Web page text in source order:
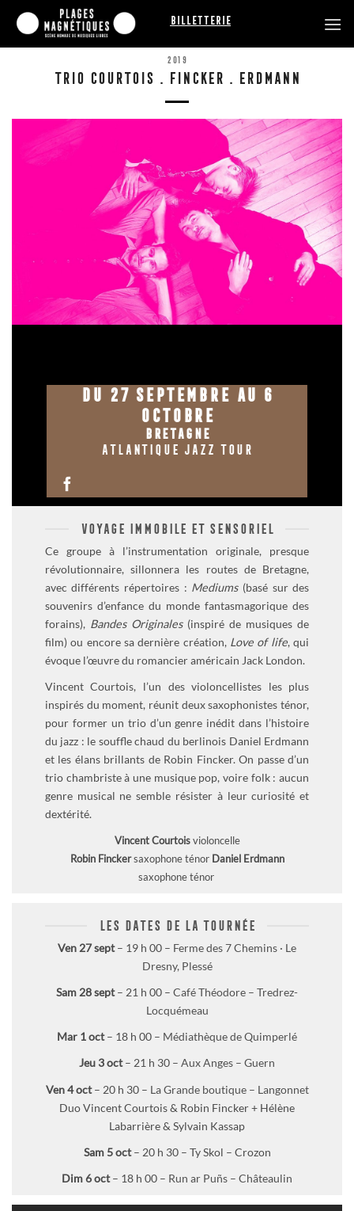
Passer
contenu
Billetterie
2019
TRIO COURTOIS . FINCKER . ERDMANN
DU 27 SEPTEMBRE AU 6
OCTOBRE
BRETAGNE
ATLANTIQUE JAZZ TOUR
VOYAGE IMMOBILE ET SENSORIEL
Ce groupe à l’instrumentation originale, presque
révolutionnaire, sillonnera les routes de Bretagne,
avec différents répertoires : Mediums(basé sur des
souvenirs d’enfance du monde fantasmagorique des
forains), Bandes Originales(inspiré de musiques de
film) ou encore sa dernière création,Love of life, qui
évoque l’œuvre du romancier américain Jack London.
Vincent Courtois, l’un des violoncellistes les plus
inspirés du moment, réunit deux saxophonistes ténor,
pour former un trio d’un genre inédit dans l’histoire
du jazz : le souffle chaud du berlinois Daniel Erdmann
et les élans brillants de Robin Fincker. On passe d’un
trio chambriste à une musique pop, voire folk : aucun
genre musical ne semble résister à leur curiosité et
dextérité.
Vincent Courtoisvioloncelle
Robin Finckersaxophone ténorDaniel Erdmann
saxophone ténor
LES DATES DE LA TOURNÉE
Ven 27 sept– 19 h 00 – Ferme des 7 Chemins · Le
Dresny, Plessé
Sam 28 sept– 21 h 00 – Café Théodore – Tredrez-
Locquémeau
Mar 1 oct– 18 h 00 – Médiathèque de Quimperlé
Jeu 3 oct– 21 h 30 – Aux Anges – Guern
Ven 4 oct– 20 h 30 – La Grande boutique – Langonnet
Duo Vincent Courtois & Robin Fincker + Hélène
Labarrière & Sylvain Kassap
Sam 5 oct– 20 h 30 – Ty Skol – Crozon
Dim 6 oct– 18 h 00 – Run ar Puñs – Châteaulin